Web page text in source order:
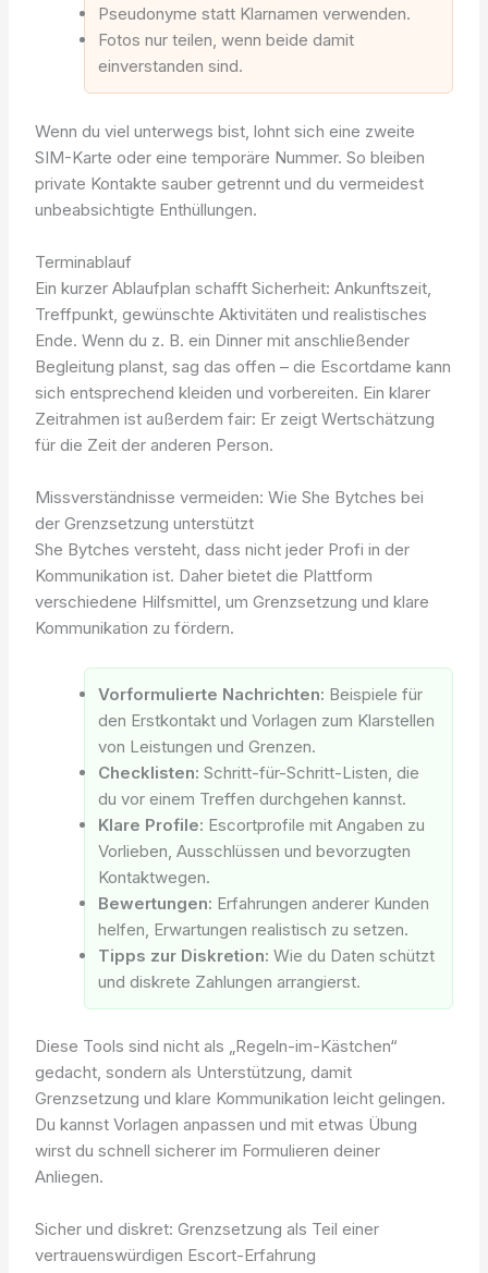
Pseudonyme statt Klarnamen verwenden.
Fotos nur teilen, wenn beide damit
einverstanden sind.
Wenn du viel unterwegs bist, lohnt sich eine zweite
SIM-Karte oder eine temporäre Nummer. So bleiben
private Kontakte sauber getrennt und du vermeidest
unbeabsichtigte Enthüllungen.
Terminablauf
Ein kurzer Ablaufplan schafft Sicherheit: Ankunftszeit,
Treffpunkt, gewünschte Aktivitäten und realistisches
Ende. Wenn du z. B. ein Dinner mit anschließender
Begleitung planst, sag das offen – die Escortdame kann
sich entsprechend kleiden und vorbereiten. Ein klarer
Zeitrahmen ist außerdem fair: Er zeigt Wertschätzung
für die Zeit der anderen Person.
Missverständnisse vermeiden: Wie She Bytches bei
der Grenzsetzung unterstützt
She Bytches versteht, dass nicht jeder Profi in der
Kommunikation ist. Daher bietet die Plattform
verschiedene Hilfsmittel, um Grenzsetzung und klare
Kommunikation zu fördern.
Vorformulierte Nachrichten: Beispiele für
den Erstkontakt und Vorlagen zum Klarstellen
von Leistungen und Grenzen.
Checklisten: Schritt-für-Schritt-Listen, die
du vor einem Treffen durchgehen kannst.
Klare Profile: Escortprofile mit Angaben zu
Vorlieben, Ausschlüssen und bevorzugten
Kontaktwegen.
Bewertungen: Erfahrungen anderer Kunden
helfen, Erwartungen realistisch zu setzen.
Tipps zur Diskretion: Wie du Daten schützt
und diskrete Zahlungen arrangierst.
Diese Tools sind nicht als „Regeln-im-Kästchen“
gedacht, sondern als Unterstützung, damit
Grenzsetzung und klare Kommunikation leicht gelingen.
Du kannst Vorlagen anpassen und mit etwas Übung
wirst du schnell sicherer im Formulieren deiner
Anliegen.
Sicher und diskret: Grenzsetzung als Teil einer
vertrauenswürdigen Escort-Erfahrung